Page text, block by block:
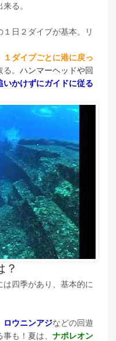
る。
日２ダイブが基本。リ
１ダイブごとに港に戻っ
。 ハンマーヘッドや回
いかけずにガイドに従る
？
四季があり、基本的に
ロウニンアジなどの回遊
事も！夏は、 ナポレオン